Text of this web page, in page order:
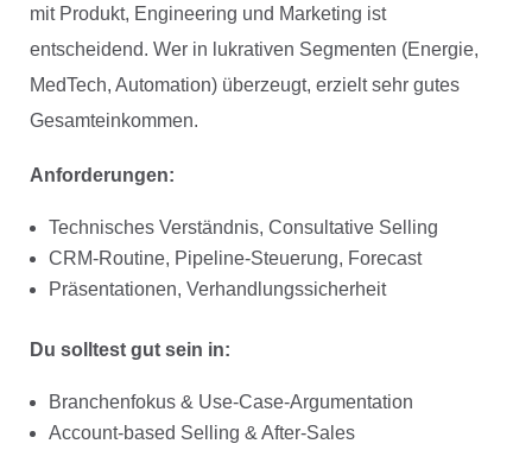
mit Produkt, Engineering und Marketing ist
entscheidend. Wer in lukrativen Segmenten (Energie,
MedTech, Automation) überzeugt, erzielt sehr gutes
Gesamteinkommen.
Anforderungen:
Technisches Verständnis, Consultative Selling
CRM-Routine, Pipeline-Steuerung, Forecast
Präsentationen, Verhandlungssicherheit
Du solltest gut sein in:
Branchenfokus & Use-Case-Argumentation
Account-based Selling & After-Sales